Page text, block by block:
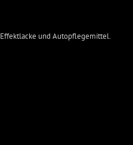
Effektlacke und Autopflegemittel.